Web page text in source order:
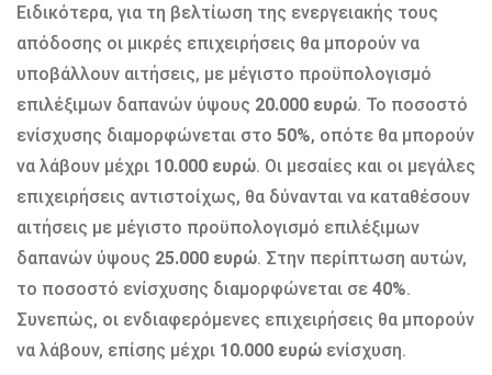
Ειδικότερα, για τη βελτίωση της ενεργειακής τους
απόδοσης οι μικρές επιχειρήσεις θα μπορούν να
υποβάλλουν αιτήσεις, με μέγιστο προϋπολογισμό
επιλέξιμων δαπανών ύψους 20.000 ευρώ. Το ποσοστό
ενίσχυσης διαμορφώνεται στο 50%, οπότε θα μπορούν
να λάβουν μέχρι 10.000 ευρώ. Οι μεσαίες και οι μεγάλες
επιχειρήσεις αντιστοίχως, θα δύνανται να καταθέσουν
αιτήσεις με μέγιστο προϋπολογισμό επιλέξιμων
δαπανών ύψους 25.000 ευρώ. Στην περίπτωση αυτών,
το ποσοστό ενίσχυσης διαμορφώνεται σε 40%.
Συνεπώς, οι ενδιαφερόμενες επιχειρήσεις θα μπορούν
να λάβουν, επίσης μέχρι 10.000 ευρώ ενίσχυση.